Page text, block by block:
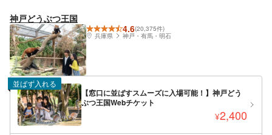
神戸どうぶつ王国
4.6(20,375件)
兵庫県
神戸・有馬・明石
【窓口に並ばすスムーズに入場可能！】神戸どう
ぶつ王国Webチケット
¥2,400
並ばず入れる